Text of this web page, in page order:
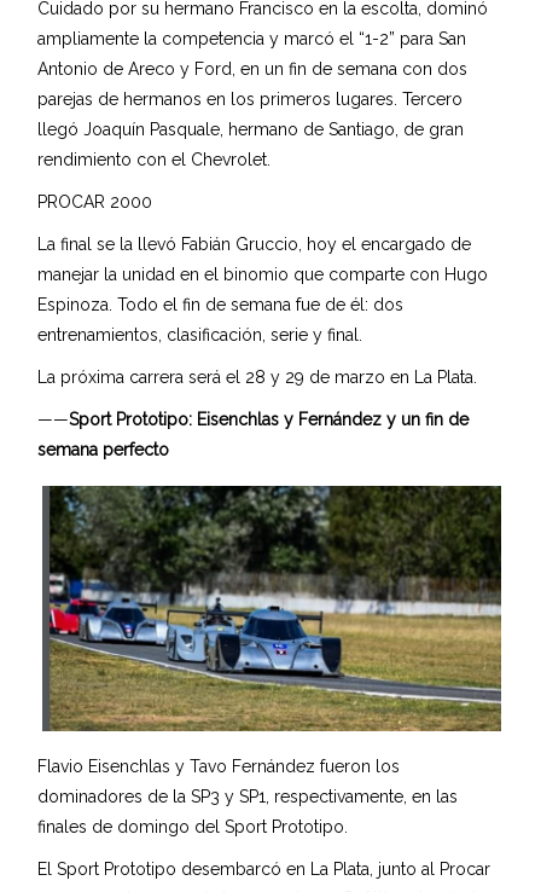
Cuidado por su hermano Francisco en la escolta, dominó
ampliamente la competencia y marcó el “1-2” para San
Antonio de Areco y Ford, en un fin de semana con dos
parejas de hermanos en los primeros lugares. Tercero
llegó Joaquín Pasquale, hermano de Santiago, de gran
rendimiento con el Chevrolet.
PROCAR 2000
La final se la llevó Fabián Gruccio, hoy el encargado de
manejar la unidad en el binomio que comparte con Hugo
Espinoza. Todo el fin de semana fue de él: dos
entrenamientos, clasificación, serie y final.
La próxima carrera será el 28 y 29 de marzo en La Plata.
——Sport Prototipo: Eisenchlas y Fernández y un fin de
semana perfecto
Flavio Eisenchlas y Tavo Fernández fueron los
dominadores de la SP3 y SP1, respectivamente, en las
finales de domingo del Sport Prototipo.
El Sport Prototipo desembarcó en La Plata, junto al Procar